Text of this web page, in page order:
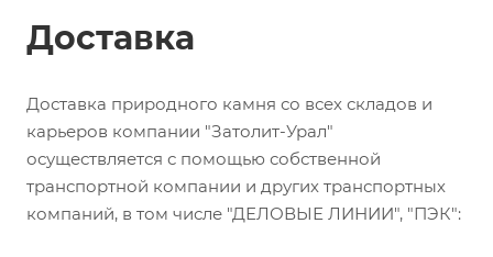
Доставка
Доставка природного камня со всех складов и
карьеров компании "Затолит-Урал"
осуществляется с помощью собственной
транспортной компании и других транспортных
компаний, в том числе "ДЕЛОВЫЕ ЛИНИИ", "ПЭК":